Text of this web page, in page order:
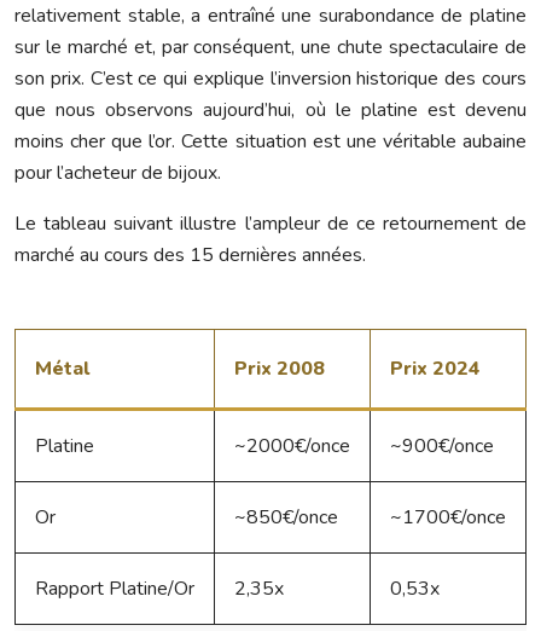
relativement stable, a entraîné une surabondance de platine
sur le marché et, par conséquent, une chute spectaculaire de
son prix. C’est ce qui explique l’inversion historique des cours
que nous observons aujourd’hui, où le platine est devenu
moins cher que l’or. Cette situation est une véritable aubaine
pour l’acheteur de bijoux.
Le tableau suivant illustre l’ampleur de ce retournement de
marché au cours des 15 dernières années.
Métal Prix 2008 Prix 2024
Platine ~2000€/once ~900€/once
Or ~850€/once ~1700€/once
Rapport Platine/Or 2,35x 0,53x